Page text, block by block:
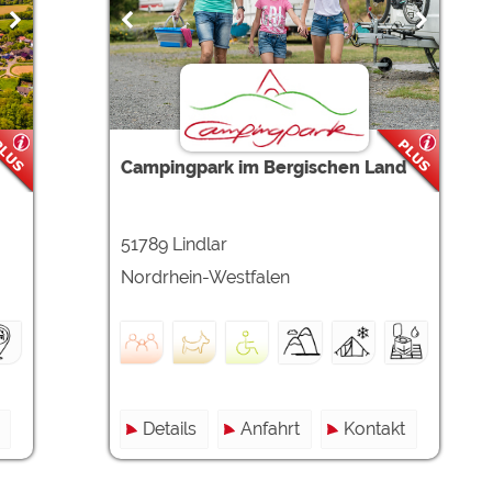
Campingpark im Bergischen Land
51789 Lindlar
Nordrhein-Westfalen
Details Anfahrt Kontakt